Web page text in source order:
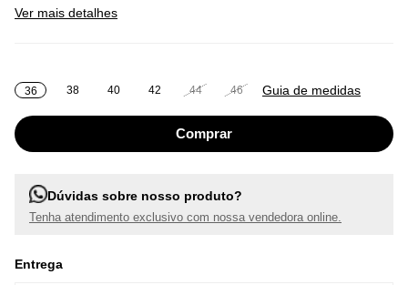
Ver mais detalhes
36 38 40 42 44 46 Guia de medidas
Dúvidas sobre nosso produto?
Tenha atendimento exclusivo com nossa vendedora online.
Entrega